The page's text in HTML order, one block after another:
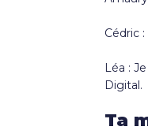
Cédric
Léa :
Digital.
Ta